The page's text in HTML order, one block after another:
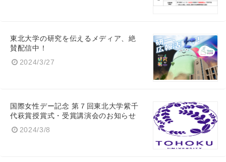
東北大学の研究を伝えるメディア、絶
賛配信中！
2024/3/27
国際女性デー記念 第７回東北大学紫千
代萩賞授賞式・受賞講演会のお知らせ
2024/3/8